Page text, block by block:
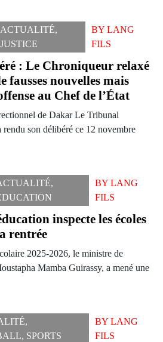
ACTUALITÉ,
JUSTICE
BY LANG
FILS
: Le Chroniqueur relaxé
fausses nouvelles mais
au Chef de l’État
de Dakar Le Tribunal
son délibéré ce 12 novembre
,
BY LANG
FILS
inspecte les écoles
rentrée
2025-2026, le ministre de
Mamba Guirassy, a mené une
,
, SPORTS
BYLANG
FILS